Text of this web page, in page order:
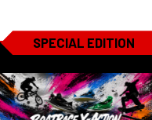
SPECIAL EDITION